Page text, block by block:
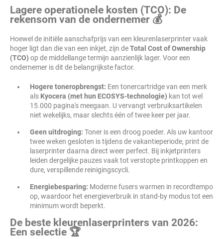
Lagere operationele kosten (TCO): De
rekensom van de ondernemer 💰
Hoewel de initiële aanschafprijs van een kleurenlaserprinter vaak
hoger ligt dan die van een inkjet, zijn deTotal Cost of Ownership
(TCO) op de middellange termijn aanzienlijk lager. Voor een
ondernemer is dit de belangrijkste factor.
Hogere toneropbrengst: Een tonercartridge van een merk
als Kyocera (met hun ECOSYS-technologie) kan tot wel
15.000 pagina's meegaan. U vervangt verbruiksartikelen
niet wekelijks, maar slechts één of twee keer per jaar.
Geen uitdroging: Toner is een droog poeder. Als uw kantoor
twee weken gesloten is tijdens de vakantieperiode, print de
laserprinter daarna direct weer perfect. Bij inkjetprinters
leiden dergelijke pauzes vaak tot verstopte printkoppen en
dure, verspillende reinigingscycli.
Energiebesparing: Moderne fusers warmen in recordtempo
op, waardoor het energieverbruik in stand-by modus tot een
minimum wordt beperkt.
De beste kleurenlaserprinters van 2026:
Een selectie 🏆